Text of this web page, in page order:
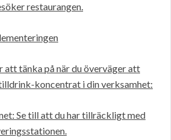
restaurangen.
att tänka på när du överväger att
koncentrat i din verksamhet:
Se till att du har tillräckligt med